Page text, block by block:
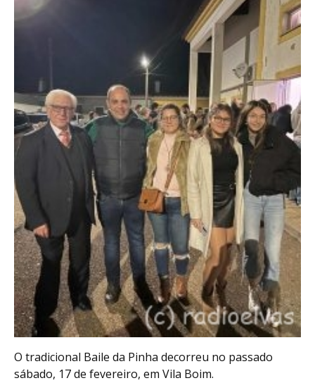
O tradicional Baile da Pinha decorreu no passado
sábado, 17 de fevereiro, em Vila Boim.